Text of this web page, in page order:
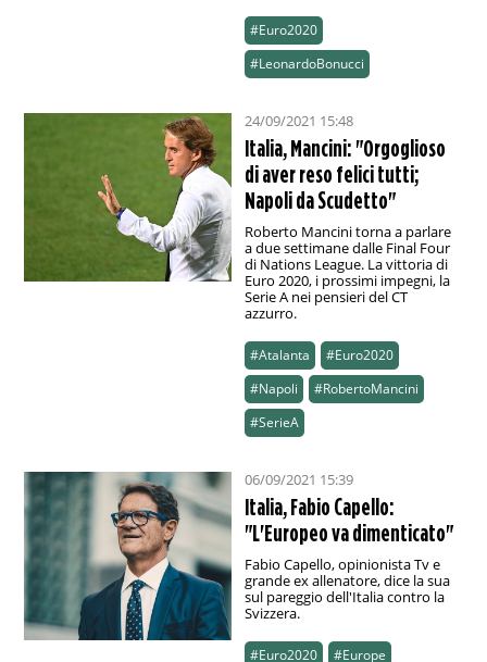
#Euro2020
#LeonardoBonucci
24/09/2021 15:48
Italia, Mancini: "Orgoglioso
di aver reso felici tutti;
Napoli da Scudetto"
Roberto Mancini torna a parlare
a due settimane dalle Final Four
di Nations League. La vittoria di
Euro 2020, i prossimi impegni, la
Serie A nei pensieri del CT
azzurro.
#Atalanta
#Euro2020
#Napoli
#RobertoMancini
#SerieA
06/09/2021 15:39
Italia, Fabio Capello:
"L'Europeo va dimenticato"
Fabio Capello, opinionista Tv e
grande ex allenatore, dice la sua
sul pareggio dell'Italia contro la
Svizzera.
#Euro2020
#Europe